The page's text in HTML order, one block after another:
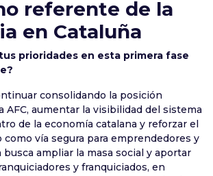
referente de la
en Cataluña
prioridades en esta primera fase
consolidando la posición
AFC, aumentar la visibilidad del sistema
de la economía catalana y reforzar el
como vía segura para emprendedores y
busca ampliar la masa social y aportar
y franquiciados, en